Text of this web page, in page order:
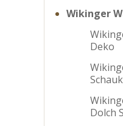
Wikinger
Deko
Dolch